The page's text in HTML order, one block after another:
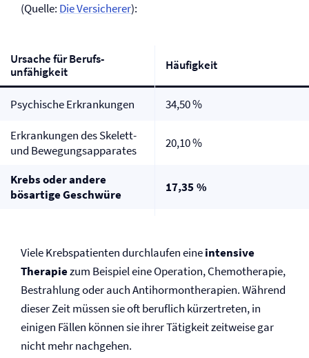
(Quelle: Die Versicherer):
Ursache für Berufs­
unfähigkeit
Häufigkeit
Psychische Erkrankungen 34,50 %
Erkrankungen des Skelett-
und Bewegungsapparates
20,10 %
Krebs oder andere
bösartige Geschwüre
17,35 %
Viele Krebspatienten durchlaufen eineintensive
Therapiezum Beispiel eine Operation, Chemotherapie,
Bestrahlung oder auch Antihormontherapien. Während
dieser Zeit müssen sie oft beruflich kürzertreten, in
einigen Fällen können sie ihrer Tätigkeit zeitweise gar
nicht mehr nachgehen.